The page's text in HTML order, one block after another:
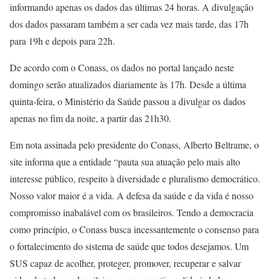
informando apenas os dados das últimas 24 horas. A divulgação
dos dados passaram também a ser cada vez mais tarde, das 17h
para 19h e depois para 22h.
De acordo com o Conass, os dados no portal lançado neste
domingo serão atualizados diariamente às 17h. Desde a última
quinta-feira, o Ministério da Saúde passou a divulgar os dados
apenas no fim da noite, a partir das 21h30.
Em nota assinada pelo presidente do Conass, Alberto Beltrame, o
site informa que a entidade “pauta sua atuação pelo mais alto
interesse público, respeito à diversidade e pluralismo democrático.
Nosso valor maior é a vida. A defesa da saúde e da vida é nosso
compromisso inabalável com os brasileiros. Tendo a democracia
como princípio, o Conass busca incessantemente o consenso para
o fortalecimento do sistema de saúde que todos desejamos. Um
SUS capaz de acolher, proteger, promover, recuperar e salvar